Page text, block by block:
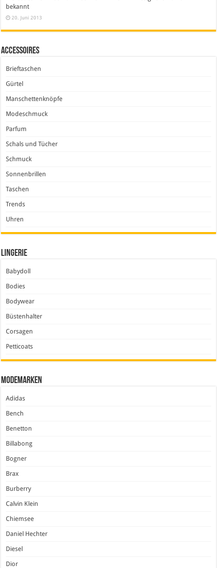
bekannt
20. Juni 2013
Accessoires
Brieftaschen
Gürtel
Manschettenknöpfe
Modeschmuck
Parfum
Schals und Tücher
Schmuck
Sonnenbrillen
Taschen
Trends
Uhren
Lingerie
Babydoll
Bodies
Bodywear
Büstenhalter
Corsagen
Petticoats
Modemarken
Adidas
Bench
Benetton
Billabong
Bogner
Brax
Burberry
Calvin Klein
Chiemsee
Daniel Hechter
Diesel
Dior